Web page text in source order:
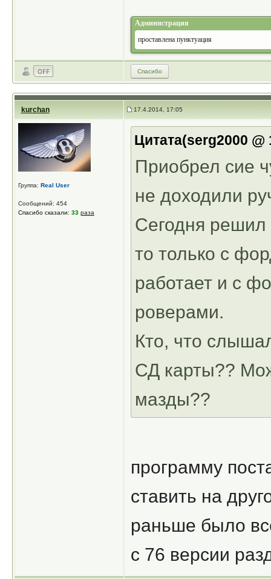
Администрация
проставлена пунктуация
Спасибо
kurchan 17.4.2014, 17:05
Группа: Real User
Сообщений: 454
Спасибо сказали: 33 раза
Цитата(serg2000
Приобрел сие
не доходили
Сегодня решил
то только с
работает и с
роверами.
Кто, что
СД карты??
мазды??
программу
ставить на
раньше было
с 76 версии